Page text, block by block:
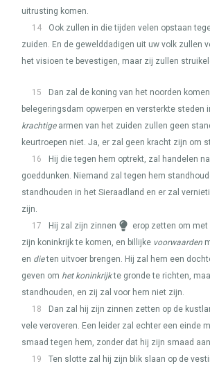
uitrusting komen.
14
Ook zullen in die tijden velen opstaan
zuiden. En de gewelddadigen uit uw volk zullen
het visioen te bevestigen, maar zij zullen
15
Dan zal de koning van het noorden
belegeringsdam opwerpen en versterkte steden
krachtigearmen van het zuiden zullen geen
keurtroepen niet. Ja, er zal geen kracht zijn om
16
Hij die tegen hem optrekt, zal handelen
goeddunken. Niemand zal tegen hem
standhouden in het Sieraadland en er zal
zijn.
17
Hij zal zijn zinnen
erop zetten om met
zijn koninkrijk te komen, en billijke voorwaarden
en dieten uitvoer brengen. Hij zal hem een
geven om het koninkrijkte gronde te richten,
standhouden, en zij zal voor hem niet zijn.
18
Dan zal hij zijn zinnen zetten op de
vele veroveren. Een leider zal echter een einde
smaad tegen hem, zonder dat hij zijn smaad
19
Ten slotte zal hij zijn blik slaan op de